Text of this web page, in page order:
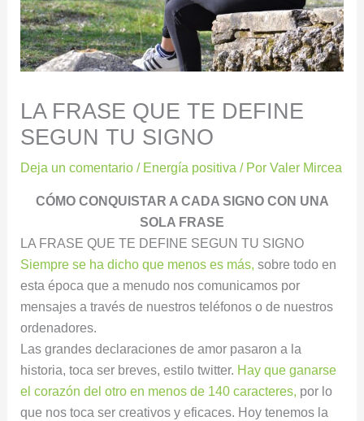
LA FRASE QUE TE DEFINE
SEGUN TU SIGNO
Deja un comentario / Energía positiva / PorValer Mircea
CÓMO CONQUISTAR A CADA SIGNO CON UNA
SOLA FRASE
LA FRASE QUE TE DEFINE SEGUN TU SIGNO
Siempre se ha dicho que menos es más, sobre todo en
esta época que a menudo nos comunicamos por
mensajes a través de nuestros teléfonos o de nuestros
ordenadores.
Las grandes declaraciones de amor pasaron a la
historia, toca ser breves, estilo twitter. Hay que ganarse
el corazón del otro en menos de 140 caracteres, por lo
que nos toca ser creativos y eficaces. Hoy tenemos la